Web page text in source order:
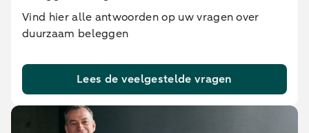
Vind hier alle antwoorden op uw vragen over
duurzaam beleggen
Lees de veelgestelde vragen